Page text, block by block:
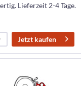
Lieferzeit 2-4 Tage.
Jetzt kaufen